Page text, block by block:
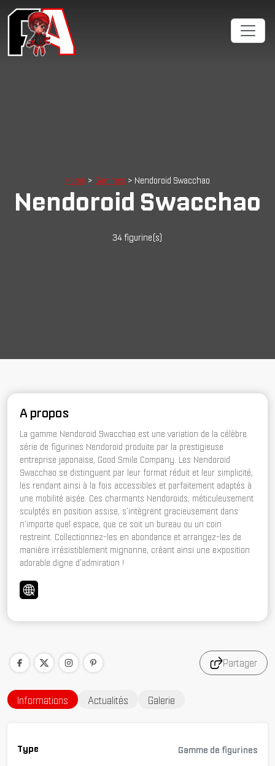
Home > Gammes > Nendoroid Swacchao
Nendoroid Swacchao
34 figurine(s)
A propos
La gamme Nendoroid Swacchao est une variation de la célèbre
série de figurines Nendoroid produite par la prestigieuse
entreprise japonaise, Good Smile Company. Les Nendoroid
Swacchao se distinguent par leur format réduit et leur simplicité,
les rendant ainsi à la fois accessibles et parfaitement adaptés à
une mobilité aisée. Ces charmants Nendoroids, méticuleusement
sculptés en position assise, s'intègrent gracieusement dans
n'importe quel espace, que ce soit un bureau ou un coin
restreint. Collectionnez-les en abondance et arrangez-les de
manière irrésistiblement mignonne, créant ainsi une exposition
adorable digne d'admiration !
Partager
Informations Actualités Galerie
Type Gamme de figurines